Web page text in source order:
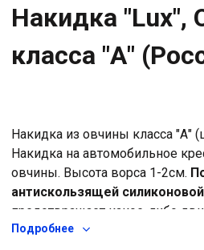
Накидка "Lux",
класса "А"
Накидка из овчины класса "А"
Накидка на автомобильное
овчины. Высота ворса 1-2см.
антискользящей
предотвращает какое-либо
поверхности кресла во время
Подробнее